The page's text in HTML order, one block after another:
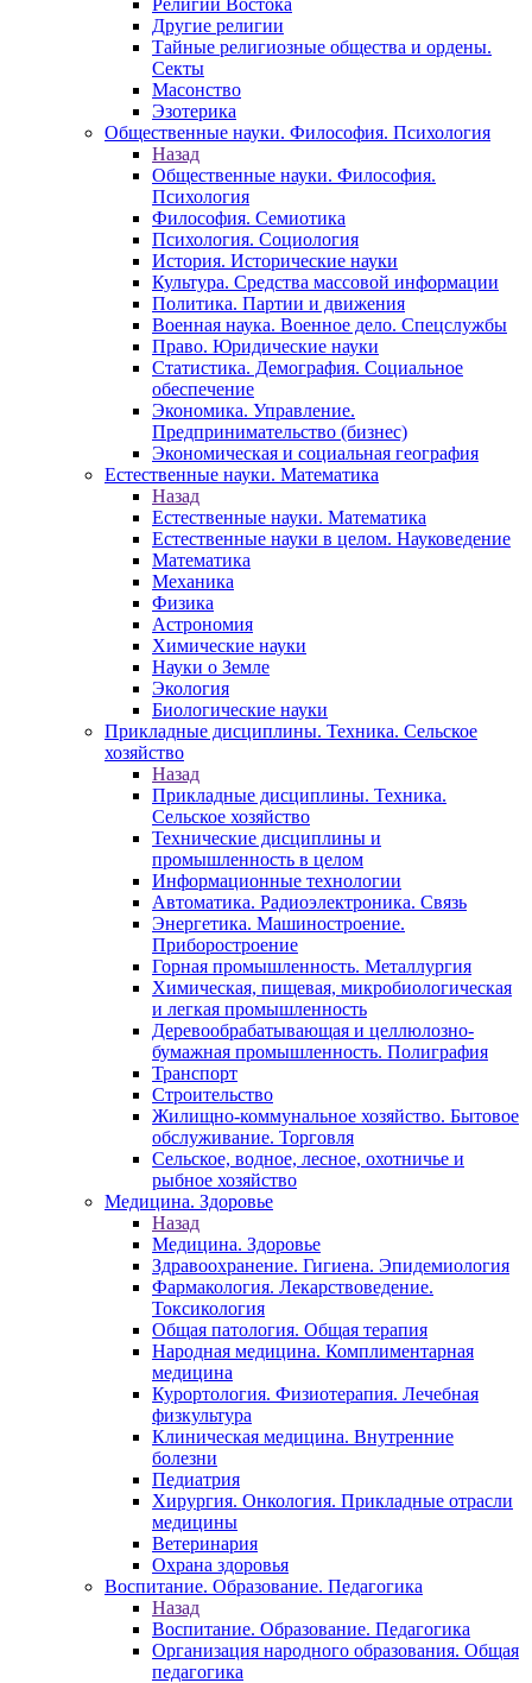
Религии Востока
Другие религии
Тайные религиозные общества и ордены.
Секты
Масонство
Эзотерика
Общественные науки. Философия. Психология
Назад
Общественные науки. Философия.
Психология
Философия. Семиотика
Психология. Социология
История. Исторические науки
Культура. Средства массовой информации
Политика. Партии и движения
Военная наука. Военное дело. Спецслужбы
Право. Юридические науки
Статистика. Демография. Социальное
обеспечение
Экономика. Управление.
Предпринимательство (бизнес)
Экономическая и социальная география
Естественные науки. Математика
Назад
Естественные науки. Математика
Естественные науки в целом. Науковедение
Математика
Механика
Физика
Астрономия
Химические науки
Науки о Земле
Экология
Биологические науки
Прикладные дисциплины. Техника. Сельское
хозяйство
Назад
Прикладные дисциплины. Техника.
Сельское хозяйство
Технические дисциплины и
промышленность в целом
Информационные технологии
Автоматика. Радиоэлектроника. Связь
Энергетика. Машиностроение.
Приборостроение
Горная промышленность. Металлургия
Химическая, пищевая, микробиологическая
и легкая промышленность
Деревообрабатывающая и целлюлозно-
бумажная промышленность. Полиграфия
Транспорт
Строительство
Жилищно-коммунальное хозяйство. Бытовое
обслуживание. Торговля
Сельское, водное, лесное, охотничье и
рыбное хозяйство
Медицина. Здоровье
Назад
Медицина. Здоровье
Здравоохранение. Гигиена. Эпидемиология
Фармакология. Лекарствоведение.
Токсикология
Общая патология. Общая терапия
Народная медицина. Комплиментарная
медицина
Курортология. Физиотерапия. Лечебная
физкультура
Клиническая медицина. Внутренние
болезни
Педиатрия
Хирургия. Онкология. Прикладные отрасли
медицины
Ветеринария
Охрана здоровья
Воспитание. Образование. Педагогика
Назад
Воспитание. Образование. Педагогика
Организация народного образования. Общая
педагогика